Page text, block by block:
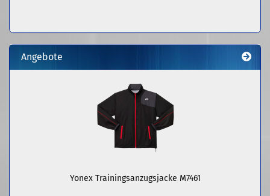
Angebote
Yonex Trainingsanzugsjacke M7461